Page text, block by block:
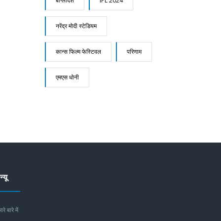
नरेंद्र मोदी स्टेडियम
कान्स फिल्म फेस्टिवल परिणाम
एमएस धोनी
बारे में